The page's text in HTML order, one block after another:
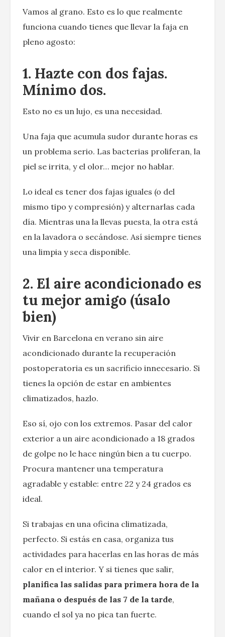
Vamos al grano. Esto es lo que realmente
funciona cuando tienes que llevar la faja en
pleno agosto:
1. Hazte con dos fajas.
Mínimo dos.
Esto no es un lujo, es una necesidad.
Una faja que acumula sudor durante horas es
un problema serio. Las bacterias proliferan, la
piel se irrita, y el olor… mejor no hablar.
Lo ideal es tener dos fajas iguales (o del
mismo tipo y compresión) y alternarlas cada
día. Mientras una la llevas puesta, la otra está
en la lavadora o secándose. Así siempre tienes
una limpia y seca disponible.
2. El aire acondicionado es
tu mejor amigo (úsalo
bien)
Vivir en Barcelona en verano sin aire
acondicionado durante la recuperación
postoperatoria es un sacrificio innecesario. Si
tienes la opción de estar en ambientes
climatizados, hazlo.
Eso sí, ojo con los extremos. Pasar del calor
exterior a un aire acondicionado a 18 grados
de golpe no le hace ningún bien a tu cuerpo.
Procura mantener una temperatura
agradable y estable: entre 22 y 24 grados es
ideal.
Si trabajas en una oficina climatizada,
perfecto. Si estás en casa, organiza tus
actividades para hacerlas en las horas de más
calor en el interior. Y si tienes que salir,
planifica las salidas para primera hora de la
mañana o después de las 7 de la tarde,
cuando el sol ya no pica tan fuerte.